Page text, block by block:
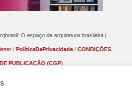
O espaço da arquitetura brasileira |
/ PolíticaDePrivacidade / CONDIÇÕES
PUBLICAÇÃO (CGP)